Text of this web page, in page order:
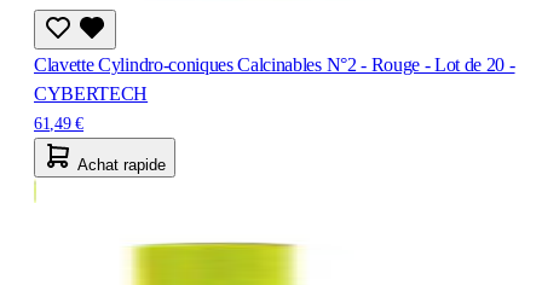
Clavette Cylindro-coniques Calcinables N°2 - Rouge - Lot de 20 -
CYBERTECH
61,49 €
Achat rapide